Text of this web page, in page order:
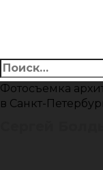
Behance
Найти:
Фотосъемка
в Санкт-